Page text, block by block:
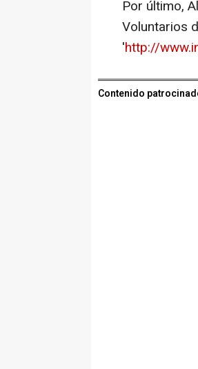
Por último,
Voluntarios
'http://
Contenido